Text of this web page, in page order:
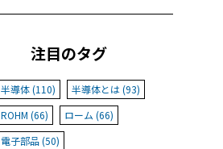
注目のタグ
半導体 (110)
半導体とは (93)
ROHM (66)
ローム (66)
電子部品 (50)